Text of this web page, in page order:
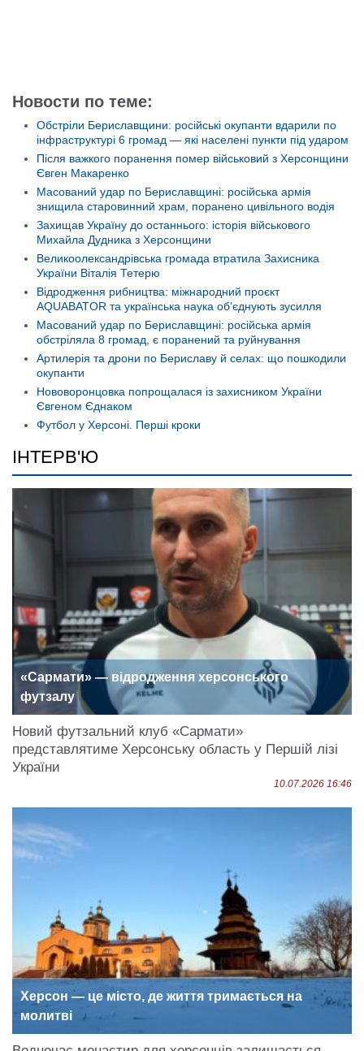
Новости по теме:
Обстріли Бериславщини: російські окупанти вдарили по
інфраструктурі 6 громад — які населені пункти під ударом
Після важкого поранення помер військовий з Херсонщини
Євген Макаренко
Масований удар по Бериславщині: російська армія
знищила старовинний храм, поранено цивільного водія
Захищав Україну до останнього: історія військового
Михайла Дудника з Херсонщини
Великоолександрівська громада втратила Захисника
України Віталія Тетерю
Відродження рибництва: міжнародний проєкт
AQUABATOR та українська наука об’єднують зусилля
Масований удар по Бериславщині: російська армія
обстріляла 8 громад, є поранений та руйнування
Артилерія та дрони по Бериславу й селах: що пошкодили
окупанти
Нововоронцовка попрощалася із захисником України
Євгеном Єднаком
Футбол у Херсоні. Перші кроки
ІНТЕРВ'Ю
«Сармати» — відродження херсонського
футзалу
Новий футзальний клуб «Сармати»
представлятиме Херсонську область у Першій лізі
України
10.07.2026 16:46
Херсон — це місто, де життя тримається на
молитві